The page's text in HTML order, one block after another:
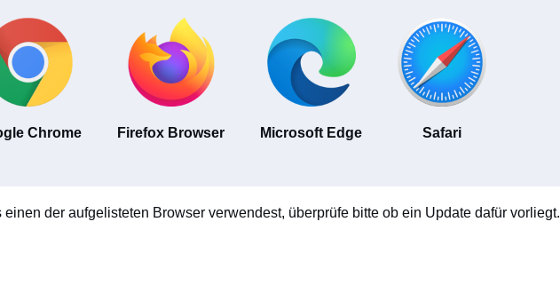
Chrome Firefox Browser Microsoft Edge Safari
einen der aufgelisteten Browser verwendest, überprüfe bitte ob ein Update dafür vorliegt.